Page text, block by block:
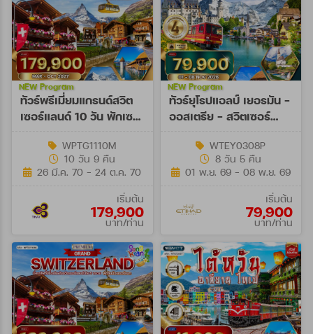
ทัวร์พรีเมี่ยมแกรนด์สวิต
เซอร์แลนด์ 10 วัน พักเซ
NEW Program
WPTG1110M
10 วัน 9 คืน
26 มี.ค. 70 - 24 ต.ค. 70
เริ่มต้น
179,900
บาท/ท่าน
ทัวร์ยุโรปแอลป์ เยอรมัน -
ออสเตรีย - สวิตเซอร์
NOV 26
NEW Program
WTEY0308P
8 วัน 5 คืน
01 พ.ย. 69 - 08 พ.ย. 69
เริ่มต้น
79,900
บาท/ท่าน